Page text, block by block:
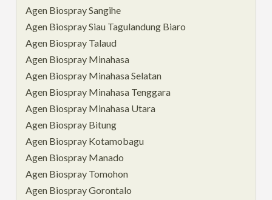
Agen Biospray Sangihe
Agen Biospray Siau Tagulandung Biaro
Agen Biospray Talaud
Agen Biospray Minahasa
Agen Biospray Minahasa Selatan
Agen Biospray Minahasa Tenggara
Agen Biospray Minahasa Utara
Agen Biospray Bitung
Agen Biospray Kotamobagu
Agen Biospray Manado
Agen Biospray Tomohon
Agen Biospray Gorontalo